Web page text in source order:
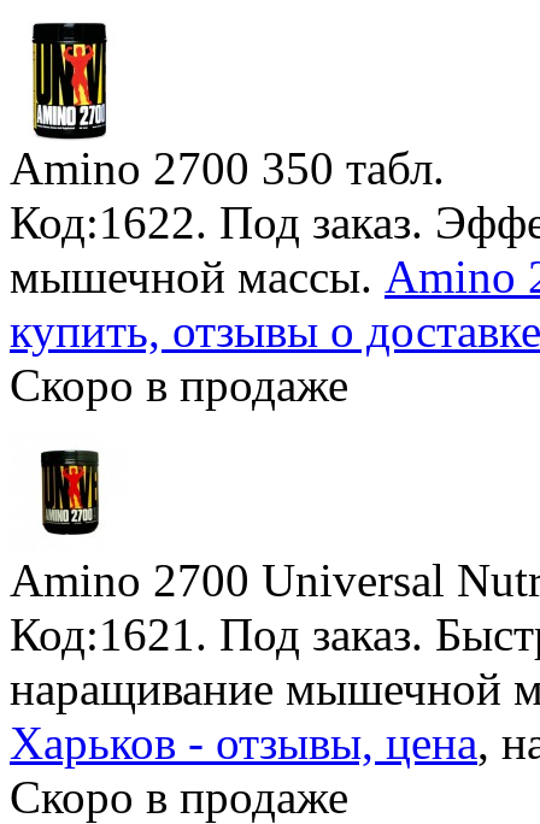
Amino 2700 350 табл.
Код:1622. Под заказ.
мышечной массы. Amino
купить, отзывы о доставке
Скоро в продаже
Amino 2700 Universal
Код:1621. Под заказ.
наращивание мышечной
Харьков - отзывы, цена,
Скоро в продаже